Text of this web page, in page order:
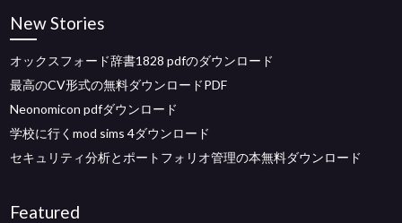
New Stories
オックスフォード辞書1828 pdfのダウンロード
最高のCV形式の無料ダウンロードPDF
Neonomicon pdfダウンロード
学校に行くmod sims 4ダウンロード
セキュリティ分析とポートフォリオ管理の本無料ダウンロード
Featured